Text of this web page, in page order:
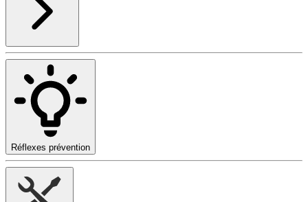
Réflexes prévention